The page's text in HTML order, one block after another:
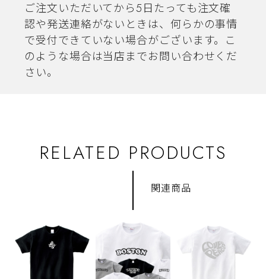
ご注文いただいてから5日たっても注文確
認や発送連絡がないときは、何らかの事情
で受付できていない場合がございます。こ
のような場合は当店までお問い合わせくだ
さい。
RELATED PRODUCTS
関連商品